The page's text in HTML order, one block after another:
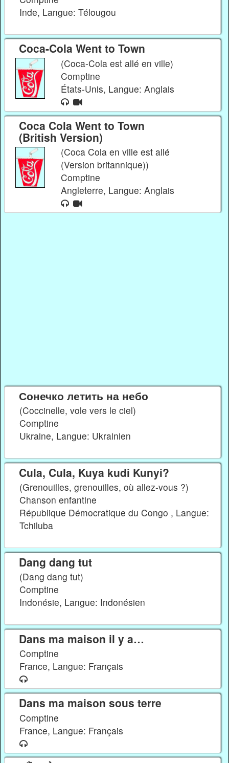
Inde, Langue: Télougou
Coca-Cola Went to Town
(Coca-Cola est allé en ville)
Comptine
États-Unis, Langue: Anglais
Coca Cola Went to Town
(British Version)
(Coca Cola en ville est allé
(Version britannique))
Comptine
Angleterre, Langue: Anglais
Сонечко летить на небо
(Coccinelle, vole vers le ciel)
Comptine
Ukraine, Langue: Ukrainien
Cula, Cula, Kuya kudi Kunyi?
(Grenouilles, grenouilles, où allez-vous ?)
Chanson enfantine
République Démocratique du Congo , Langue:
Tchiluba
Dang dang tut
(Dang dang tut)
Comptine
Indonésie, Langue: Indonésien
Dans ma maison il y a…
Comptine
France, Langue: Français
Dans ma maison sous terre
Comptine
France, Langue: Français